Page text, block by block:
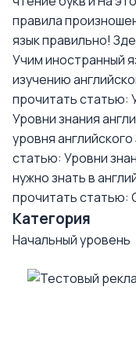
правила
язык правильно!
Учим иностранный
изучению
прочитать статью:
Уровни знания
уровня английского
статью: Уровни
нужно знать в
прочитать статью:
Категория
Начальный уровень